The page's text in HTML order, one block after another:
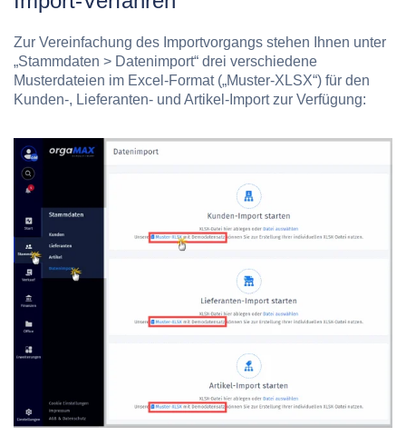
Zur Vereinfachung des Importvorgangs stehen Ihnen unter
„Stammdaten > Datenimport“ drei verschiedene
Musterdateien im Excel-Format („Muster-XLSX“) für den
Kunden-, Lieferanten- und Artikel-Import zur Verfügung: